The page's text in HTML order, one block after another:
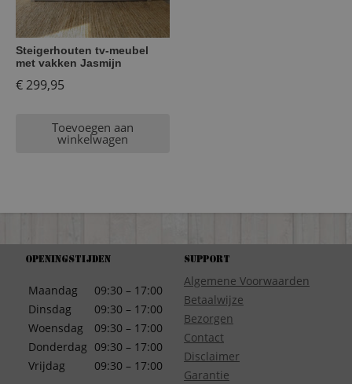
Steigerhouten tv-meubel
met vakken Jasmijn
€299,95
Toevoegen aan
winkelwagen
Openingstijden
Maandag
Dinsdag
Woensdag
Donderdag
Vrijdag
09:30 – 17:00
09:30 – 17:00
09:30 – 17:00
09:30 – 17:00
09:30 – 17:00
Support
Algemene Voorwaarden
Betaalwijze
Bezorgen
Contact
Disclaimer
Garantie